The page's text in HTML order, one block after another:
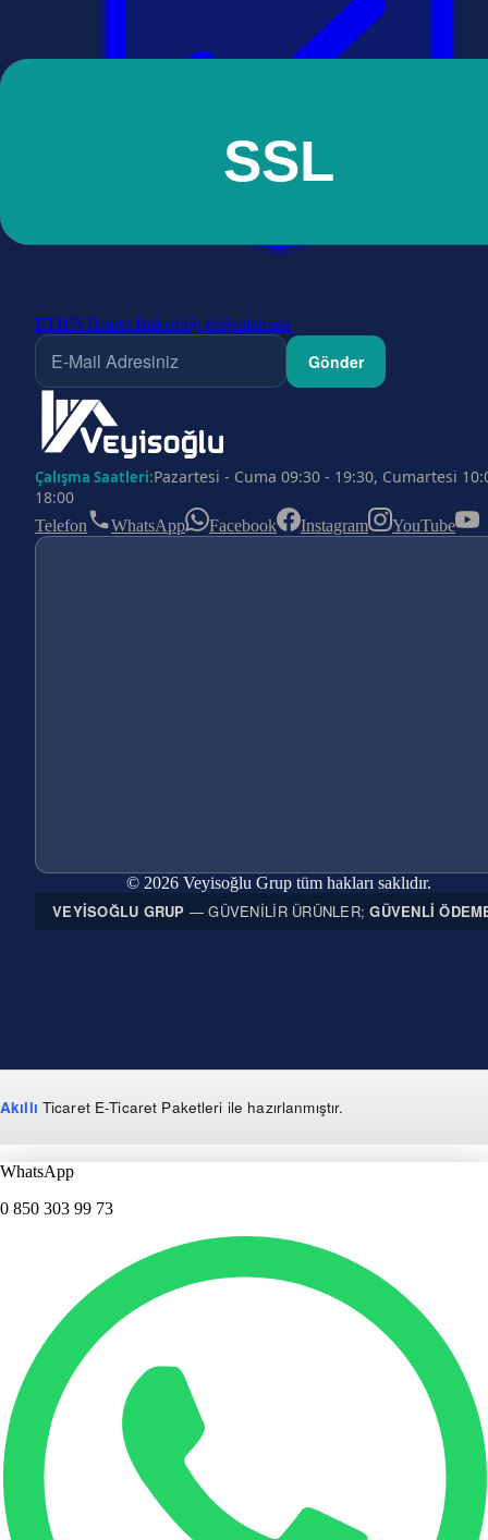
ETBİSTicaret Bakanlığı doğrulaması
Gönder
Çalışma Saatleri:Pazartesi - Cuma 09:30 - 19:30, Cumartesi
18:00
Telefon WhatsApp Facebook Instagram YouTube
© 2026 Veyisoğlu Grup tüm hakları saklıdır.
VEYISOĞLU GRUP — GÜVENILIR ÜRÜNLER;GÜVENLI
Akıllı Ticaret E-Ticaret Paketleri ile hazırlanmıştır.
WhatsApp
0 850 303 99 73